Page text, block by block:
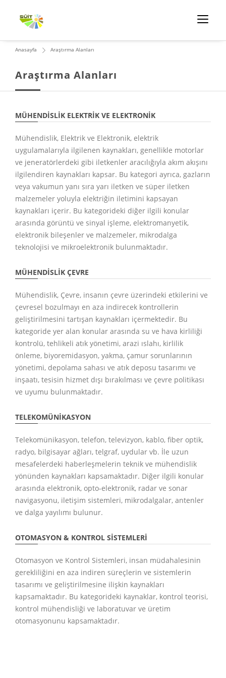
Araştırma Alanları
Anasayfa Araştırma Alanları
MÜHENDISLIK ELEKTRIK VE ELEKTRONIK
Mühendislik, Elektrik ve Elektronik, elektrik
uygulamalarıyla ilgilenen kaynakları, genellikle motorlar
ve jeneratörlerdeki gibi iletkenler aracılığıyla akım akışını
ilgilendiren kaynakları kapsar. Bu kategori ayrıca, gazların
veya vakumun yanı sıra yarı iletken ve süper iletken
malzemeler yoluyla elektriğin iletimini kapsayan
kaynakları içerir. Bu kategorideki diğer ilgili konular
arasında görüntü ve sinyal işleme, elektromanyetik,
elektronik bileşenler ve malzemeler, mikrodalga
teknolojisi ve mikroelektronik bulunmaktadır.
MÜHENDISLIK ÇEVRE
Mühendislik, Çevre, insanın çevre üzerindeki etkilerini ve
çevresel bozulmayı en aza indirecek kontrollerin
geliştirilmesini tartışan kaynakları içermektedir. Bu
kategoride yer alan konular arasında su ve hava kirliliği
kontrolü, tehlikeli atık yönetimi, arazi ıslahı, kirlilik
önleme, biyoremidasyon, yakma, çamur sorunlarının
yönetimi, depolama sahası ve atık deposu tasarımı ve
inşaatı, tesisin hizmet dışı bırakılması ve çevre politikası
ve uyumu bulunmaktadır.
TELEKOMÜNIKASYON
Telekomünikasyon, telefon, televizyon, kablo, fiber optik,
radyo, bilgisayar ağları, telgraf, uydular vb. İle uzun
mesafelerdeki haberleşmelerin teknik ve mühendislik
yönünden kaynakları kapsamaktadır. Diğer ilgili konular
arasında elektronik, opto-elektronik, radar ve sonar
navigasyonu, iletişim sistemleri, mikrodalgalar, antenler
ve dalga yayılımı bulunur.
OTOMASYON & KONTROL SISTEMLERI
Otomasyon ve Kontrol Sistemleri, insan müdahalesinin
gerekliliğini en aza indiren süreçlerin ve sistemlerin
tasarımı ve geliştirilmesine ilişkin kaynakları
kapsamaktadır. Bu kategorideki kaynaklar, kontrol teorisi,
kontrol mühendisliği ve laboratuvar ve üretim
otomasyonunu kapsamaktadır.